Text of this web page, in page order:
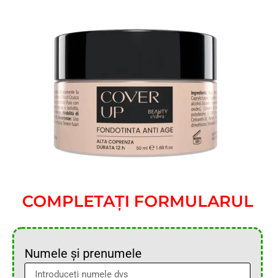
COMPLETAȚI FORMULARUL
Numele și prenumele